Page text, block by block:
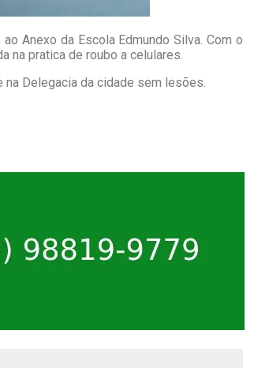
Anexo da Escola Edmundo Silva. Com o
na pratica de roubo a celulares.
Delegacia da cidade sem lesões.